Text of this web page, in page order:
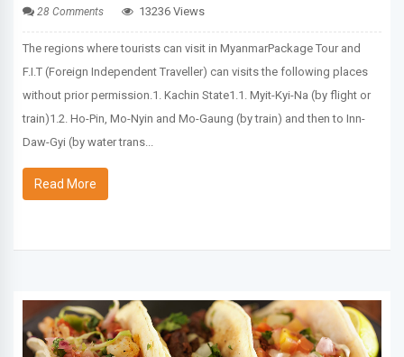
28 Comments 13236 Views
The regions where tourists can visit in MyanmarPackage Tour and
F.I.T (Foreign Independent Traveller) can visits the following places
without prior permission.1. Kachin State1.1. Myit-Kyi-Na (by flight or
train)1.2. Ho-Pin, Mo-Nyin and Mo-Gaung (by train) and then to Inn-
Daw-Gyi (by water trans...
Read More